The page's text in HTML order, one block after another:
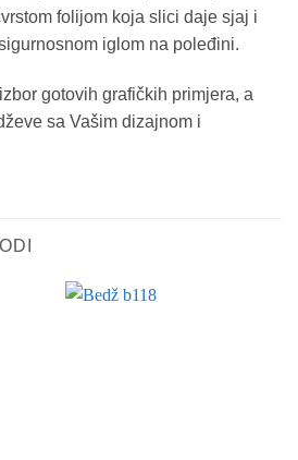
folijom koja slici daje sjaj i
iglom na poleđini.
gotovih grafičkih primjera, a
sa Vašim dizajnom i